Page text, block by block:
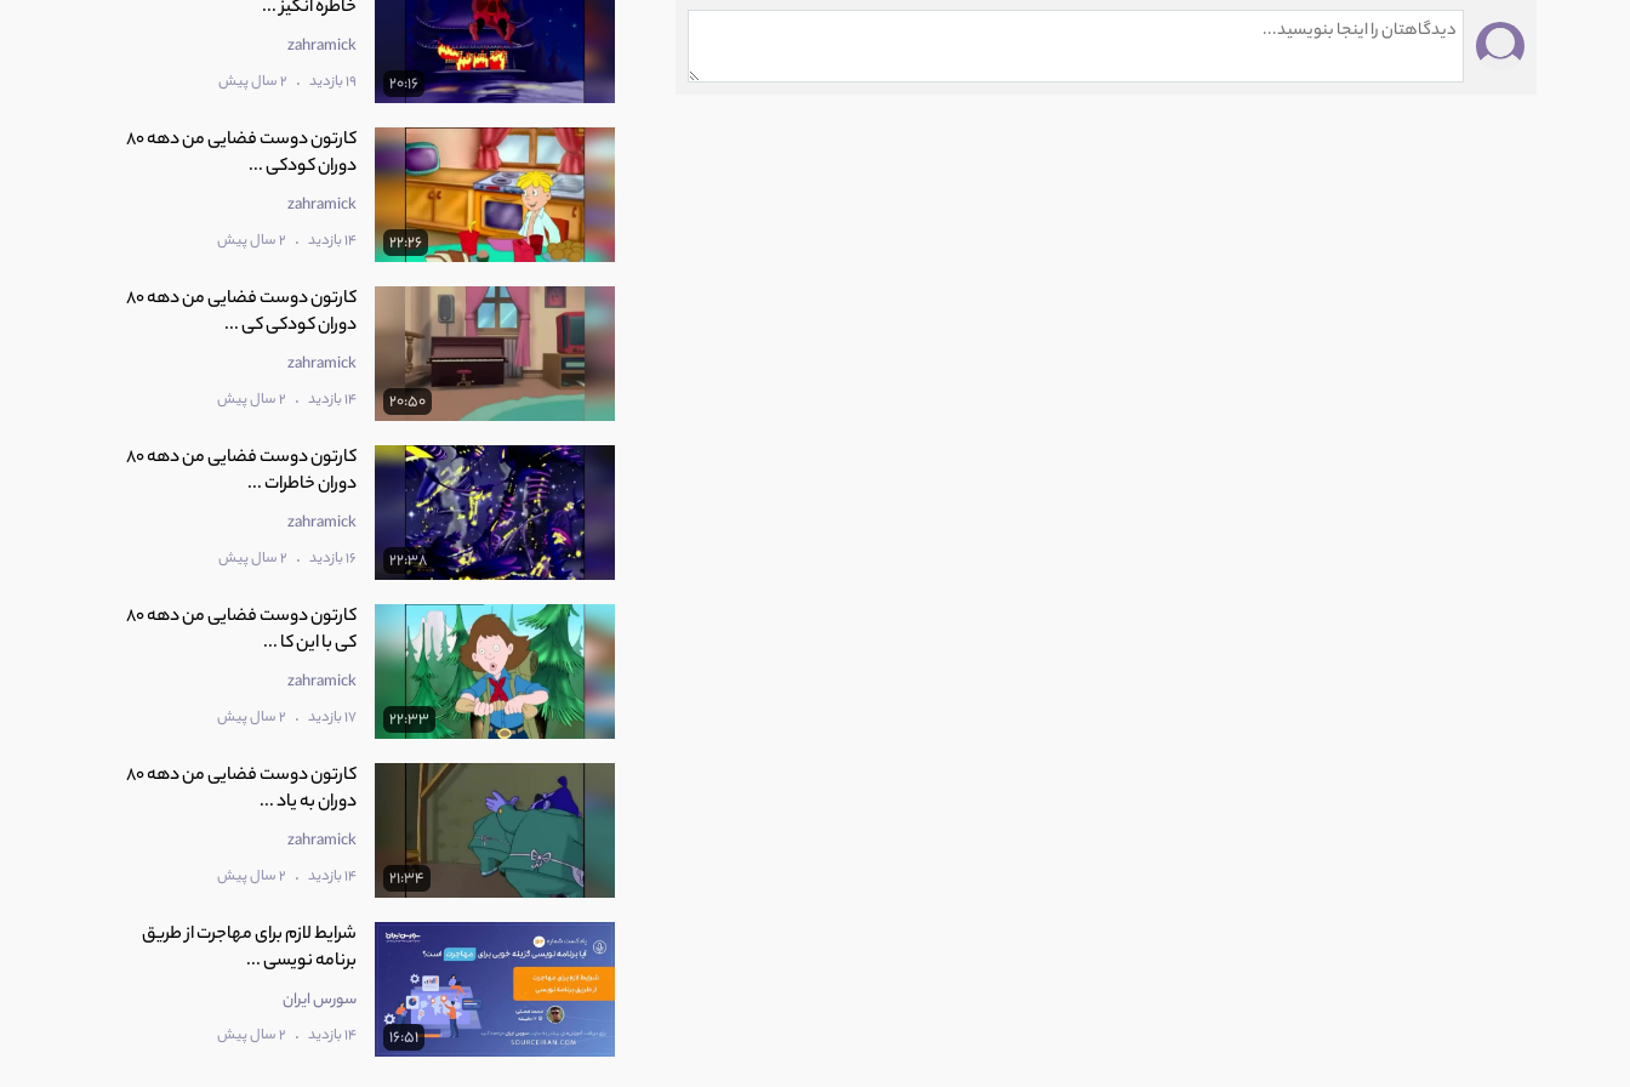
20:16
خاطره انگیز ...
zahramick
19 بازدید . 2 سال پیش
22:26
کارتون دوست فضایی من دهه 80
دوران کودکی ...
zahramick
14 بازدید . 2 سال پیش
20:50
کارتون دوست فضایی من دهه 80
دوران کودکی کی ...
zahramick
14 بازدید . 2 سال پیش
22:38
کارتون دوست فضایی من دهه 80
دوران خاطرات ...
zahramick
16 بازدید . 2 سال پیش
22:33
کارتون دوست فضایی من دهه 80
کی با این کا ...
zahramick
17 بازدید . 2 سال پیش
21:34
کارتون دوست فضایی من دهه 80
دوران به یاد ...
zahramick
14 بازدید . 2 سال پیش
16:51
شرایط لازم برای مهاجرت از طریق
برنامه نویسی ...
سورس ایران
14 بازدید . 2 سال پیش